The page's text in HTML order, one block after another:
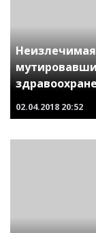
02.04.2018 20:52